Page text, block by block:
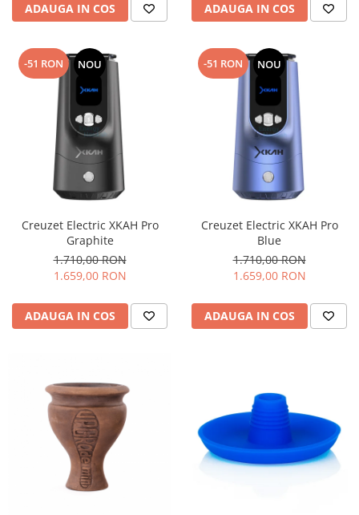
ADAUGA IN COS ADAUGA IN COS
-51 RON NOU
Creuzet Electric XKAH Pro
Graphite
1.710,00 RON
1.659,00 RON
ADAUGA IN COS
-51 RON NOU
Creuzet Electric XKAH Pro
Blue
1.710,00 RON
1.659,00 RON
ADAUGA IN COS